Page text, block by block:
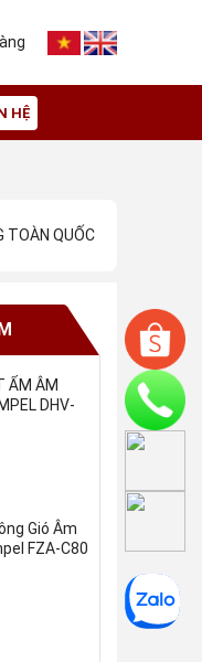
HỆ
TOÀN QUỐC
ẨM ÂM
DHV-
Gió Âm
FZA-C80